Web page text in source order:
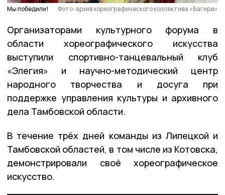
Мы победили! Фото: архив хореографического коллектива «Багира»
Организаторами культурного форума в
области хореографического искусства
выступили спортивно-танцевальный клуб
«Элегия» и научно-методический центр
народного творчества и досуга при
поддержке управления культуры и архивного
дела Тамбовской области.
В течение трёх дней команды из Липецкой и
Тамбовской областей, в том числе из Котовска,
демонстрировали своё хореографическое
искусство.